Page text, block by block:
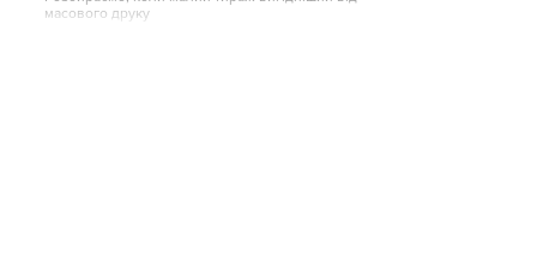
масового друку